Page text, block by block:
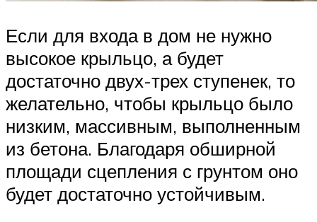
Если для входа в дом не нужно
высокое крыльцо, а будет
достаточно двух-трех ступенек, то
желательно, чтобы крыльцо было
низким, массивным, выполненным
из бетона. Благодаря обширной
площади сцепления с грунтом оно
будет достаточно устойчивым.